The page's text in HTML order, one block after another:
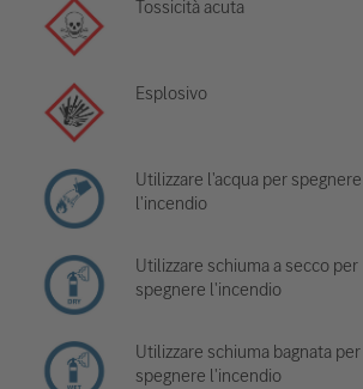
Tossicità acuta
Esplosivo
Utilizzare l'acqua per spegnere
l'incendio
Utilizzare schiuma a secco per
spegnere l'incendio
Utilizzare schiuma bagnata per
spegnere l'incendio